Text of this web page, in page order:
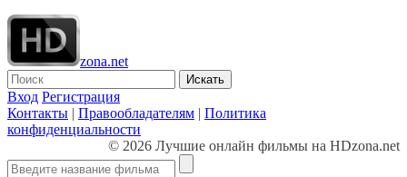
zona.net
Искать
Вход Регистрация
Контакты | Правообладателям | Политика
конфиденциальности
© 2026 Лучшие онлайн фильмы на HDzona.net